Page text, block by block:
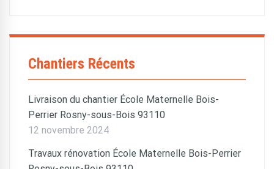
Chantiers Récents
Livraison du chantier École Maternelle Bois-
Perrier Rosny-sous-Bois 93110
12 novembre 2024
Travaux rénovation École Maternelle Bois-Perrier